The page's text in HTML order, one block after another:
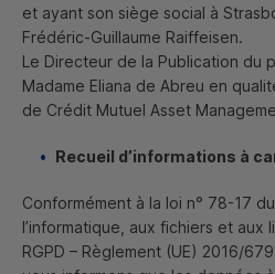
et ayant son siège social à
Frédéric-Guillaume Raiffeisen.
Le Directeur de la Publication du
Madame Eliana de Abreu en
de Crédit Mutuel Asset
Recueil d’informations à
Conformément à la loi n° 78-17
l’informatique, aux fichiers et
RGPD – Règlement (UE) 2016/